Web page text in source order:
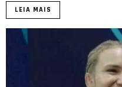
LEIA MAIS